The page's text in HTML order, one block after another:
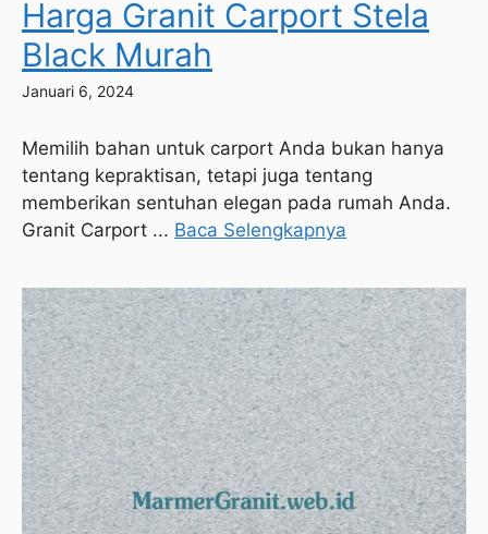
Harga Granit Carport Stela
Black Murah
Januari 6, 2024
Memilih bahan untuk carport Anda bukan hanya
tentang kepraktisan, tetapi juga tentang
memberikan sentuhan elegan pada rumah Anda.
Granit Carport ... Baca Selengkapnya